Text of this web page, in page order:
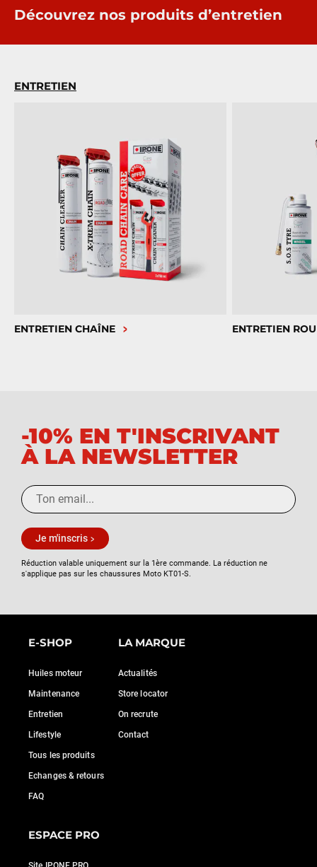
Découvrez nos produits d’entretien
ENTRETIEN
ENTRETIEN CHAÎNE ENTRETIEN
-10% EN T'INSCRIVANT
À LA NEWSLETTER
Je m'inscris
Réduction valable uniquement sur la 1ère commande. La réduction ne
s'applique pas sur les chaussures Moto KT01-S.
E-SHOP
Huiles moteur
Maintenance
Entretien
Lifestyle
Tous les produits
Echanges & retours
FAQ
LA MARQUE
Actualités
Store locator
On recrute
Contact
ESPACE PRO